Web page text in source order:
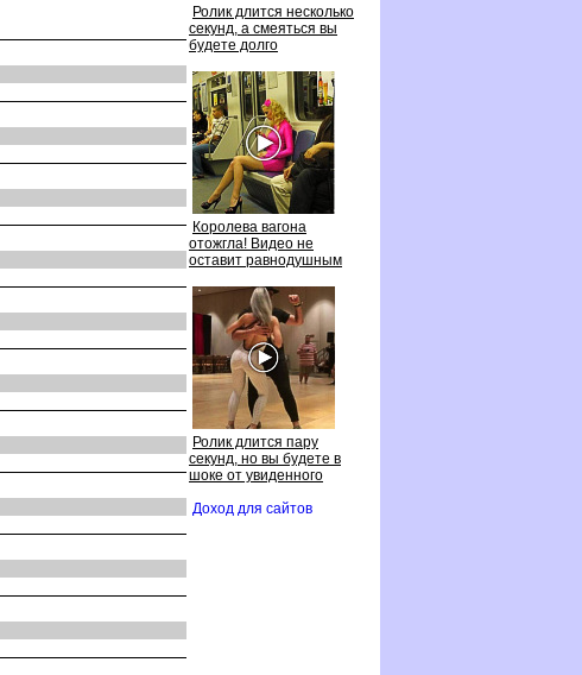
Ролик длится несколько
секунд, а смеяться вы
удете долго
Королева вагона
отожгла! Видео не
оставит равнодушным
Ролик длится пару
секунд, но вы будете
шоке от увиденного
Доход для сайто